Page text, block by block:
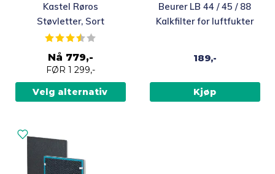
Kastel Røros
Støvletter, Sort
Karakter:
Nå 779,-
FØR 1 299,-
Velg alternativ
produktet
Alternativene
velges
produktsiden
Beurer LB 44 / 45 / 88
Kalkfilter for luftfukter
189,-
Kjøp